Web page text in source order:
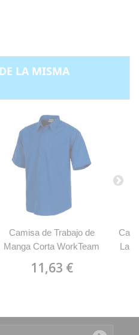
LA MISMA
Camisa de Trabajo de
Manga Corta WorkTeam
11,63 €